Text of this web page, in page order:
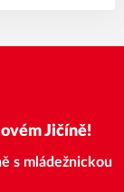
Jičíně!
s mládežnickou